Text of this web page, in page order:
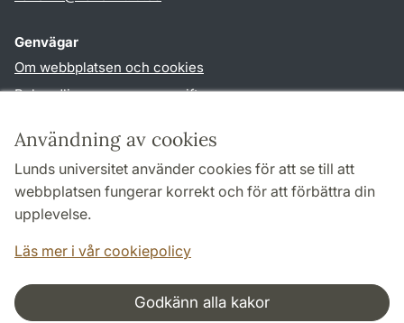
Användning av cookies
Lunds universitet använder cookies för att se till att
webbplatsen fungerar korrekt och för att förbättra din
upplevelse.
Läs mer i vår cookiepolicy
Godkänn alla kakor
Genvägar
Om webbplatsen och cookies
Behandling av personuppgifter
TYPO3-login
Följ oss i sociala medier